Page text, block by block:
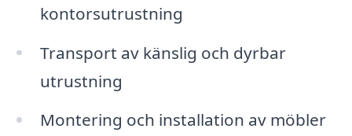
kontorsutrustning
Transport av känslig och dyrbar
utrustning
Montering och installation av möbler